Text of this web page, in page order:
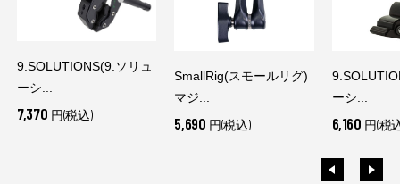
9.SOLUTIONS(9.ソリュ
ーシ...
7,370 円(税込)
SmallRig(スモールリグ)
マジ...
5,690 円(税込)
ーシ...
6,160 円(税